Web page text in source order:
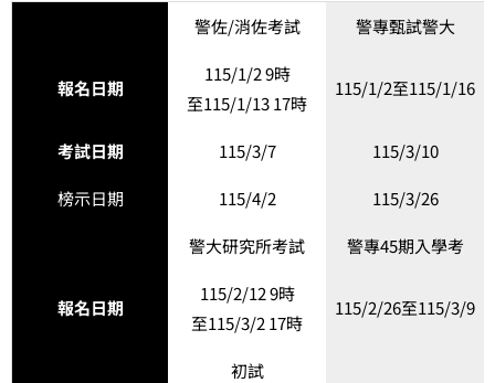
警佐/消佐考試 警專甄試警大
報名日期
115/1/2 9時
至115/1/13 17時
115/1/2至115/1/16
考試日期 115/3/7 115/3/10
榜示日期 115/4/2 115/3/26
警大研究所考試 警專45期入學考
報名日期
115/2/12 9時
至115/3/2 17時
115/2/26至115/3/9
初試